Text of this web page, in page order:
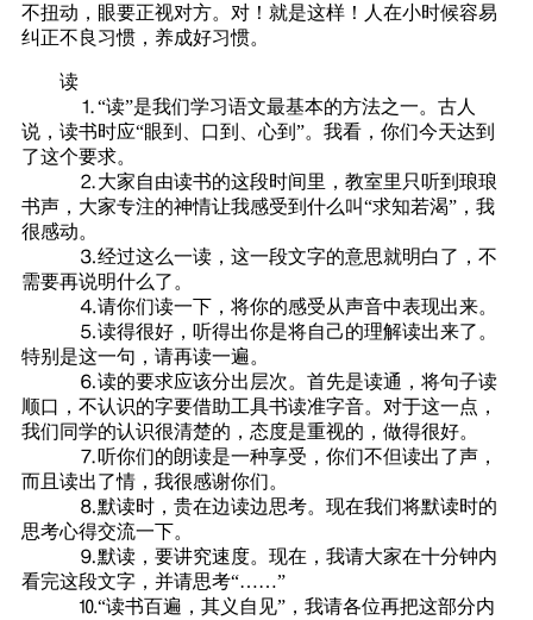
不扭动，眼要正视对方。对！就是这样！人在小时候容易
纠正不良习惯，养成好习惯。
读
⒈“读”是我们学习语文最基本的方法之一。古人
说，读书时应“眼到、口到、心到”。我看，你们今天达到
了这个要求。
⒉大家自由读书的这段时间里，教室里只听到琅琅
书声，大家专注的神情让我感受到什么叫“求知若渴”，我
很感动。
⒊经过这么一读，这一段文字的意思就明白了，不
需要再说明什么了。
⒋请你们读一下，将你的感受从声音中表现出来。
⒌读得很好，听得出你是将自己的理解读出来了。
特别是这一句，请再读一遍。
⒍读的要求应该分出层次。首先是读通，将句子读
顺口，不认识的字要借助工具书读准字音。对于这一点，
我们同学的认识很清楚的，态度是重视的，做得很好。
⒎听你们的朗读是一种享受，你们不但读出了声，
而且读出了情，我很感谢你们。
⒏默读时，贵在边读边思考。现在我们将默读时的
思考心得交流一下。
⒐默读，要讲究速度。现在，我请大家在十分钟内
看完这段文字，并请思考“……”
⒑“读书百遍，其义自见”，我请各位再把这部分内